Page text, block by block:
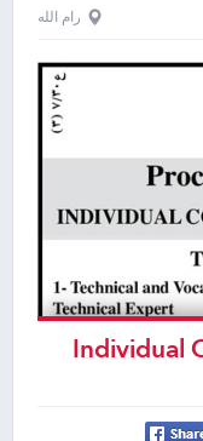
رام الله